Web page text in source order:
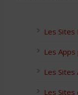
Les Sites
Les
Les
Les